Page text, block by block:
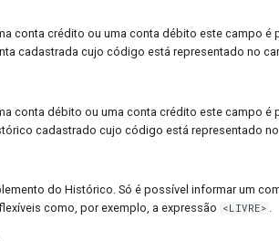
conta crédito ou uma conta débito este campo é
cadastrada cujo código está representado no
conta débito ou uma conta crédito este campo é
cadastrado cujo código está representado no
do Histórico. Só é possível informar um
como, por exemplo, a expressão <LIVRE> .